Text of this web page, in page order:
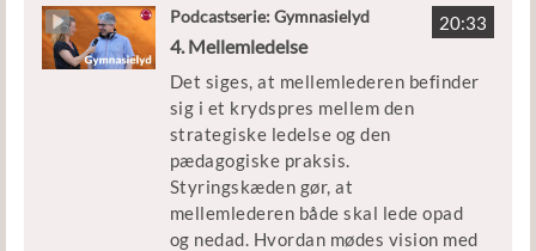
og for deres oplevelse af læring og
mestring. Hvordan kan
så motivation og læring tilgodeses?
Gæsterne i dag er Noemi
Katznelson, forsker på CFU og
medforfatter til bogen
”Karakterbogen”, og Nicolas
20:33
Podcastserie: Gymnasielyd
4. Mellemledelse
Det siges, at mellemlederen befinder
sig i et krydspres mellem den
strategiske ledelse og den
pædagogiske praksis.
Styringskæden gør, at
mellemlederen både skal lede opad
og nedad. Hvordan mødes vision med